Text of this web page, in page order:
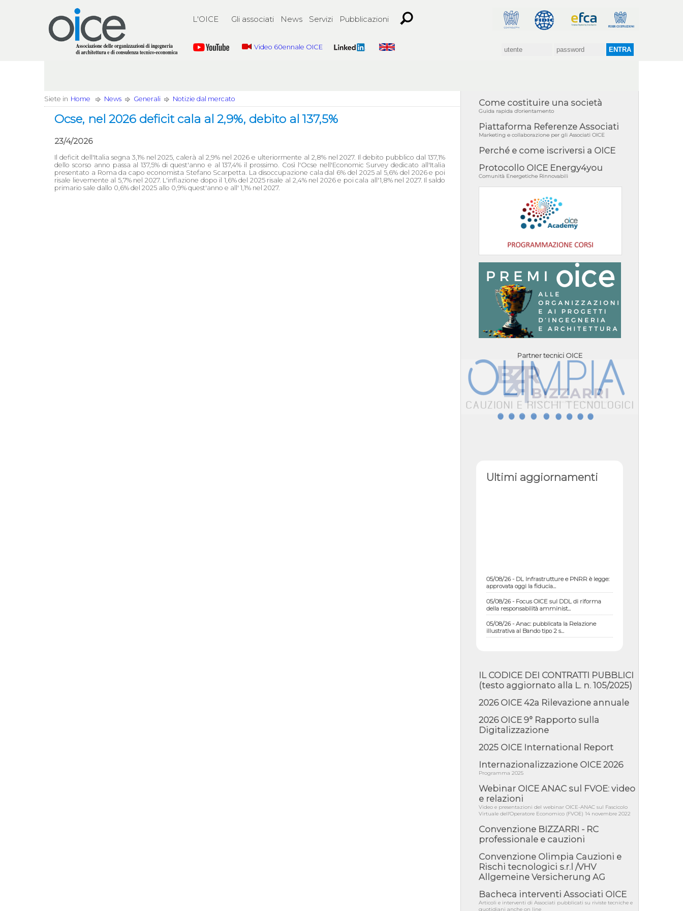
L'OICE Gli associati News Servizi Pubblicazioni
Video 60ennale OICE
Siete in Home News Generali Notizie dal mercato
Ocse, nel 2026 deficit cala al 2,9%, debito al 137,5%
23/4/2026
Il deficit dell'Italia segna 3,1% nel 2025, calerà al 2,9% nel 2026 e ulteriormente al 2,8% nel 2027. Il debito pubblico dal 137,1%
dello scorso anno passa al 137,5% di quest'anno e al 137,4% il prossimo. Così l'Ocse nell'Economic Survey dedicato all'Italia
presentato a Roma da capo economista Stefano Scarpetta. La disoccupazione cala dal 6% del 2025 al 5,6% del 2026 e poi
risale lievemente al 5,7% nel 2027. L'inflazione dopo il 1,6% del 2025 risale al 2,4% nel 2026 e poi cala all'1,8% nel 2027. Il saldo
primario sale dallo 0,6% del 2025 allo 0,9% quest'anno e all' 1,1% nel 2027.
Come costituire una società
Guida rapida d'orientamento
Piattaforma Referenze Associati
Marketing e collaborazione per gli Associati OICE
Perché e come iscriversi a OICE
Protocollo OICE Energy4you
Comunità Energetiche Rinnovabili
Partner tecnici OICE
Ultimi aggiornamenti
approvata oggi la fiducia...
della responsabilità amminist...
illustrativa al Bando tipo 2 s...
05/08/26 - Lettera OICE per il bando della
Giunta Regionale della Campa...
04/08/26 - DL PA: previste cancellazioni da
elenchi professionisti per ...
04/08/26 - International Sustainable
Buildings Competition - COP31, An...
04/08/26 - CdS, project financing: progetto di
fattibilità da impugnar...
04/08/26 - Rapporto Anac corruzione 2020-
04/08/26 - CdS: partecipazione alla gara non
equivale ad acquiescenza r...
Camera, passa ora al Senato
03/08/26 - TAR Piemonte: RUP può avvalersi
03/08/26 - Gruppo FS: nel primo semestre
2026 3 mld di aggiudicazioni e...
Imprese e Territori del Centro ...
03/08/26 - TAR Sicilia: raggruppate devono
IL CODICE DEI CONTRATTI PUBBLICI
(testo aggiornato alla L. n. 105/2025)
2026 OICE 42a Rilevazione annuale
2026 OICE 9° Rapporto sulla
Digitalizzazione
2025 OICE International Report
Internazionalizzazione OICE 2026
Programma 2025
Webinar OICE ANAC sul FVOE: video
e relazioni
Video e presentazioni del webinar OICE-ANAC sul Fascicolo
Virtuale dell'Operatore Economico (FVOE) 14 novembre 2022
Convenzione BIZZARRI - RC
professionale e cauzioni
Convenzione Olimpia Cauzioni e
Rischi tecnologici s.r.l /VHV
Allgemeine Versicherung AG
Bacheca interventi Associati OICE
Articoli e interventi di Associati pubblicati su riviste tecniche e
quotidiani anche on line